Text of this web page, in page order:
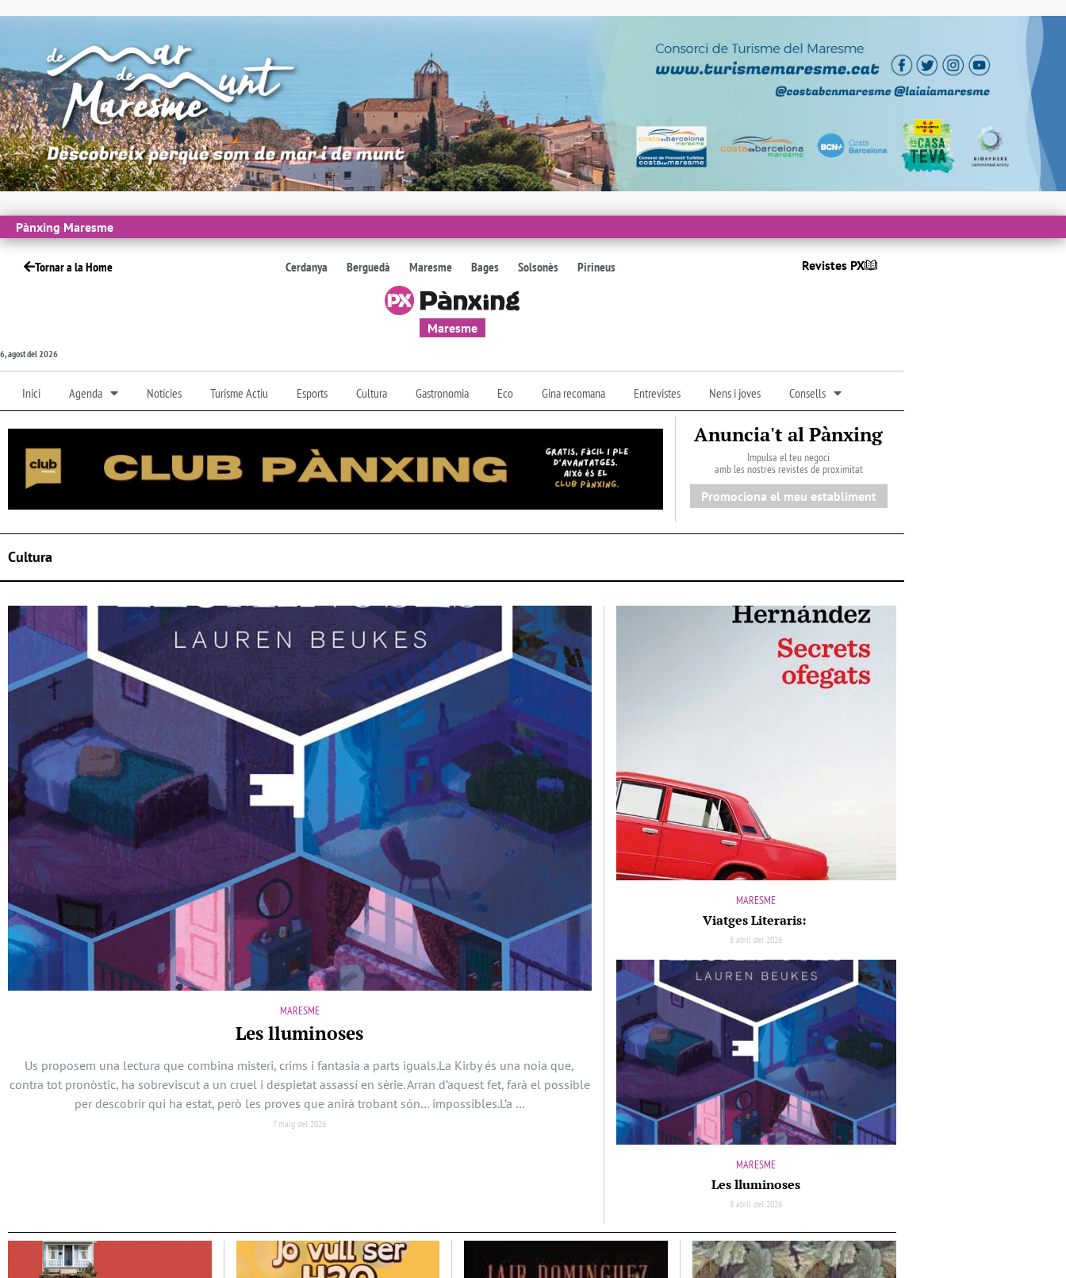
Pànxing Maresme
Tornar a la Home Cerdanya Berguedà Maresme Bages Solsonès Pirineus Revistes PX
Maresme
6, agost del 2026
Inici Agenda Notícies Turisme Actiu Esports Cultura Gastronomia Eco Gina recomana Entrevistes Nens i joves Consells
Anuncia't al Pànxing
Impulsa el teu negoci
amb les nostres revistes de proximitat
Promociona el meu establiment
Cultura
MARESME
Les lluminoses
Us proposem una lectura que combina misteri, crims i fantasia a parts iguals.La Kirby és una noia que,
contra tot pronòstic, ha sobreviscut a un cruel i despietat assassí en sèrie. Arran d’aquest fet, farà el possible
per descobrir qui ha estat, però les proves que anirà trobant són… impossibles.L’a …
7 maig del 2026
MARESME
Viatges Literaris:
8 abril del 2026
MARESME
Les lluminoses
8 abril del 2026